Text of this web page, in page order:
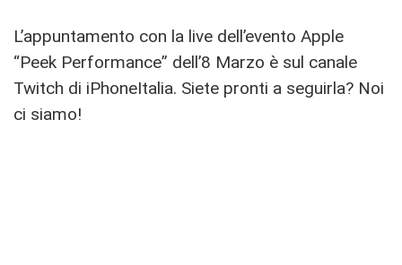
L’appuntamento con la live dell’evento Apple
“Peek Performance” dell’8 Marzo è sul canale
Twitch di iPhoneItalia. Siete pronti a seguirla? Noi
ci siamo!